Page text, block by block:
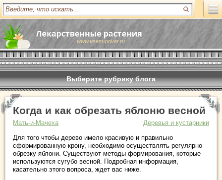
www.vsem-privet.ru
Выберите рубрику блога
Когда и как обрезать яблоню весной
Мать-и-Мачеха
Деревья и кустарники
Для того чтобы дерево имело красивую и правильно
сформированную крону, необходимо осуществлять регулярно
обрезку яблони. Существуют методы формирования, которые
используются сугубо весной. Подробная информация,
касательно этого вопроса, ждет вас ниже.